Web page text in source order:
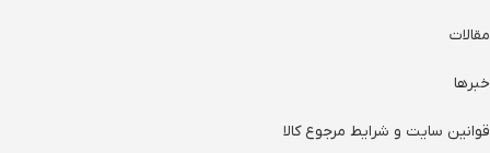
مقالات
خبرها
قوانین سایت و شرایط مرجوع کالا